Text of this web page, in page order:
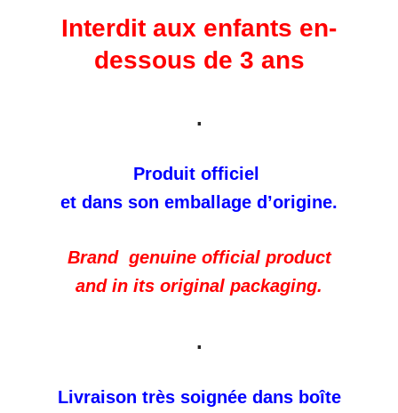
Interdit aux enfants en-
dessous de 3 ans
.
Produit officiel
et dans son emballage d’origine.
Brand genuine official product
and in its original packaging.
.
Livraison très soignée dans boîte